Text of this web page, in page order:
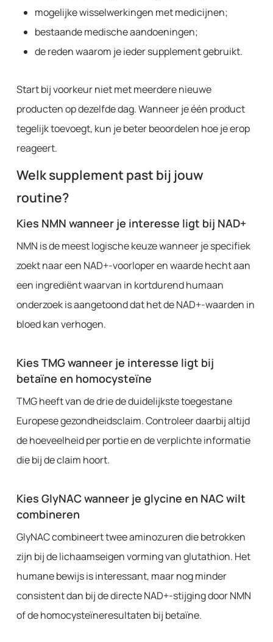
mogelijke wisselwerkingen met medicijnen;
bestaande medische aandoeningen;
de reden waarom je ieder supplement gebruikt.
Start bij voorkeur niet met meerdere nieuwe
producten op dezelfde dag. Wanneer je één product
tegelijk toevoegt, kun je beter beoordelen hoe je erop
reageert.
Welk supplement past bij jouw
routine?
Kies NMN wanneer je interesse ligt bij NAD+
NMN is de meest logische keuze wanneer je specifiek
zoekt naar een NAD+-voorloper en waarde hecht aan
een ingrediënt waarvan in kortdurend humaan
onderzoek is aangetoond dat het de NAD+-waarden in
bloed kan verhogen.
Kies TMG wanneer je interesse ligt bij
betaïne en homocysteïne
TMG heeft van de drie de duidelijkste toegestane
Europese gezondheidsclaim. Controleer daarbij altijd
de hoeveelheid per portie en de verplichte informatie
die bij de claim hoort.
Kies GlyNAC wanneer je glycine en NAC wilt
combineren
GlyNAC combineert twee aminozuren die betrokken
zijn bij de lichaamseigen vorming van glutathion. Het
humane bewijs is interessant, maar nog minder
consistent dan bij de directe NAD+-stijging door NMN
of de homocysteïneresultaten bij betaïne.